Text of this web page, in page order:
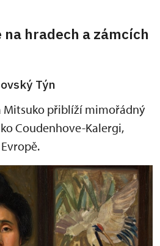
na hradech a zámcích
Týn
Mitsuko přiblíží mimořádný
Coudenhove-Kalergi,